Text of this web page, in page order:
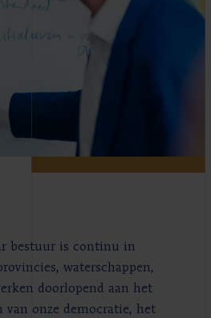
bestuur is continu in
waterschappen,
doorlopend aan het
van onze democratie, het